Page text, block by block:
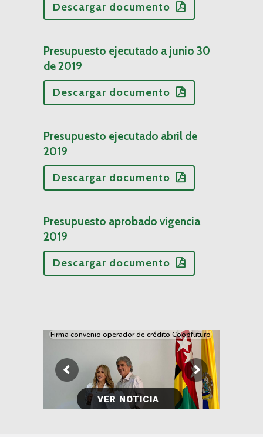
Descargar documento
Presupuesto ejecutado a junio 30
de 2019
Descargar documento
Presupuesto ejecutado abril de
2019
Descargar documento
Presupuesto aprobado vigencia
2019
Descargar documento
Firma convenio operador de crédito Coopfuturo
VER NOTICIA